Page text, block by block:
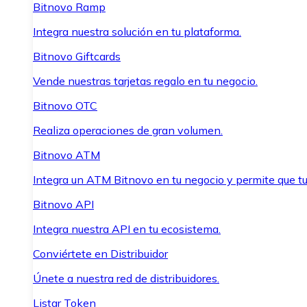
Bitnovo Ramp
Integra nuestra solución en tu plataforma.
Bitnovo Giftcards
Vende nuestras tarjetas regalo en tu negocio.
Bitnovo OTC
Realiza operaciones de gran volumen.
Bitnovo ATM
Integra un ATM Bitnovo en tu negocio y permite que
Bitnovo API
Integra nuestra API en tu ecosistema.
Conviértete en Distribuidor
Únete a nuestra red de distribuidores.
Listar Token